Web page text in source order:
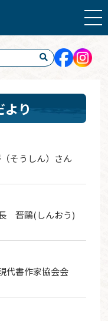
より
そうしん）さん
晋鷗(しんおう)
代書作家協会会